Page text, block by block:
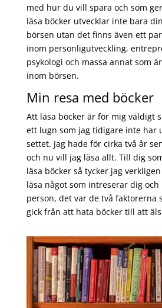
med hur du vill spara och som
läsa böcker utvecklar inte bara
börsen utan det finns även ett
inom personligutveckling,
psykologi och massa annat som
inom börsen.
Min resa med böcker
Att läsa böcker är för mig väldigt
ett lugn som jag tidigare inte har
settet. Jag hade för cirka två år
och nu vill jag läsa allt. Till dig
läsa böcker så tycker jag
läsa något som intreserar dig
person, det var de två faktorerna
gick från att hata böcker till att